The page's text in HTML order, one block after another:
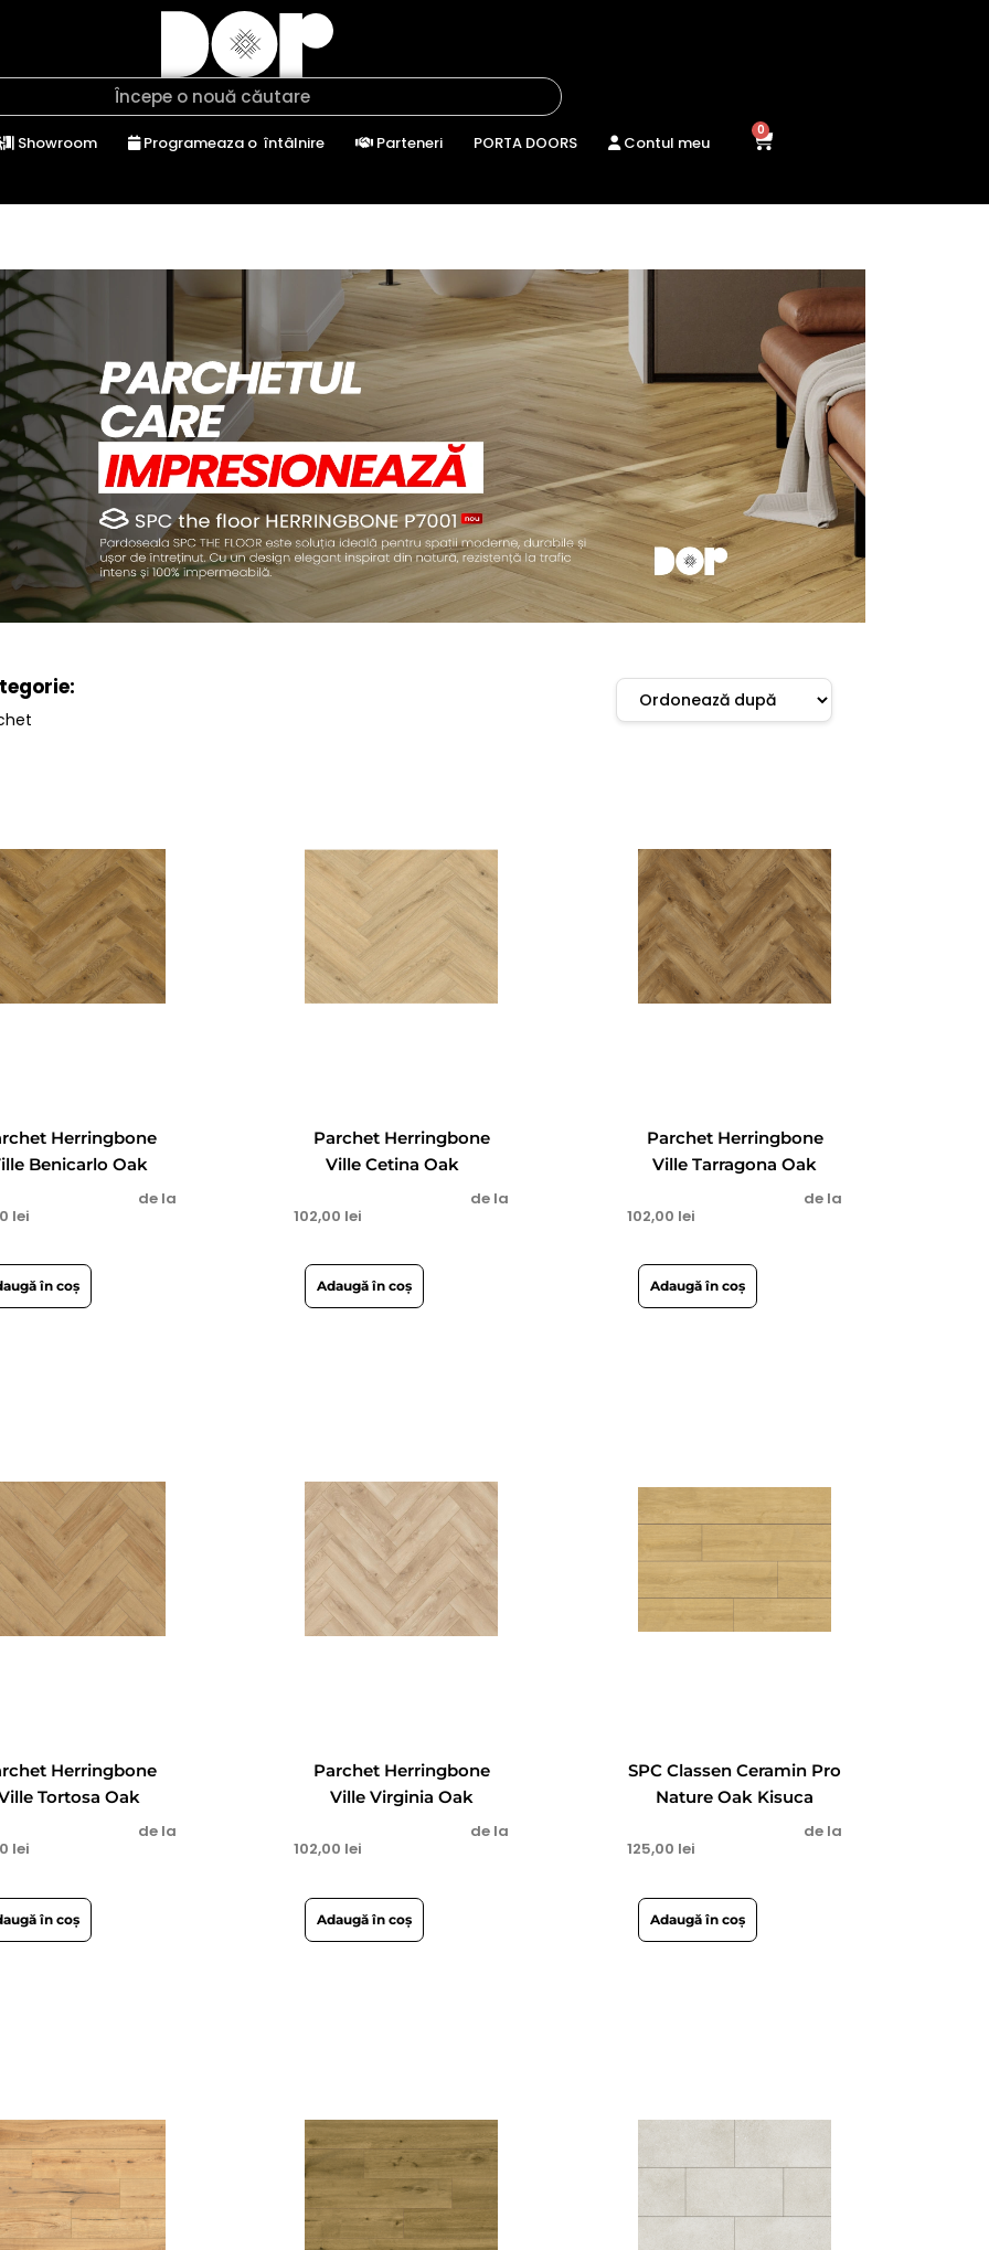
Showroom Programeaza o întâlnire Parteneri PORTA DOORS Contul meu
0
Herringbone
Benicarlo Oak
de la
lei
în coș
Parchet Herringbone
Ville Cetina Oak
de la
102,00 lei
Adaugă în coș
Parchet Herringbone
Ville Tarragona Oak
de la
102,00 lei
Adaugă în coș
Herringbone
Tortosa Oak
de la
lei
în coș
Parchet Herringbone
Ville Virginia Oak
de la
102,00 lei
Adaugă în coș
SPC Classen Ceramin Pro
Nature Oak Kisuca
de la
125,00 lei
Adaugă în coș